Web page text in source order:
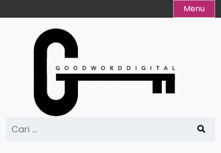
to
Menu
untuk: